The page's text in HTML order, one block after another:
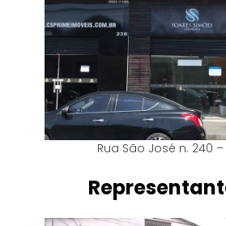
Rua São José n. 240